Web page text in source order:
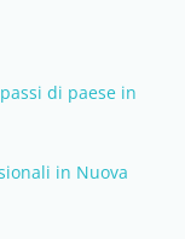
di paese in
in Nuova